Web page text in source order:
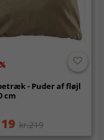
- Puder af fløjl
cm
kr.219